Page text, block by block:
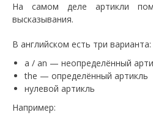
На самом деле артикли
высказывания.
В английском есть три варианта:
a / an — неопределённый
the — определённый артикль
нулевой артикль
Например: